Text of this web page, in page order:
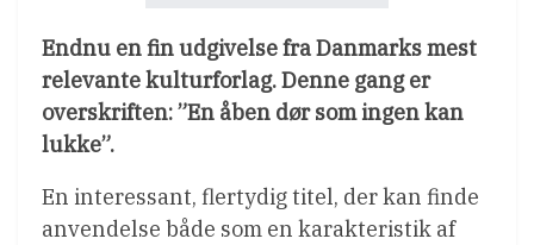
Endnu en fin udgivelse fra Danmarks mest
relevante kulturforlag. Denne gang er
overskriften: ”En åben dør som ingen kan
lukke”.
En interessant, flertydig titel, der kan finde
anvendelse både som en karakteristik af